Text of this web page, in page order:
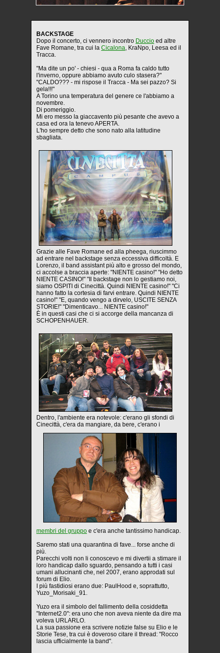
BACKSTAGE
Dopo il concerto, ci vennero incontro Duccio ed altre
Fave Romane, tra cui la Cicalona, KraNpo, Leesa ed il
Tracca.
"Ma dite un po' - chiesi - qua a Roma fa caldo tutto
l'inverno, oppure abbiamo avuto culo stasera?"
"CALDO??? - mi rispose il Tracca - Ma sei pazzo? Si
gela!!!"
A Torino una temperatura del genere ce l'abbiamo a
novembre.
Di pomeriggio.
Mi ero messo la giaccavento più pesante che avevo a
casa ed ora la tenevo APERTA.
L'ho sempre detto che sono nato alla latitudine
sbagliata.
Grazie alle Fave Romane ed alla pheega, riuscimmo
ad entrare nel backstage senza eccessiva difficoltà. E
Lorenzo, il band assistant più alto e grosso del mondo,
ci accolse a braccia aperte: "NIENTE casino!" "Ho detto
NIENTE CASINO!" "Il backstage non lo gestiamo noi,
siamo OSPITI di Cinecittà. Quindi NIENTE casino!" "Ci
hanno fatto la cortesia di farvi entrare. Quindi NIENTE
casino!" "E, quando vengo a dirvelo, USCITE SENZA
STORIE!" "Dimenticavo... NIENTE casino!"
È in questi casi che ci si accorge della mancanza di
SCHOPENHAUER.
Dentro, l'ambiente era notevole: c'erano gli sfondi di
Cinecittà, c'era da mangiare, da bere, c'erano i
membri del gruppo e c'era anche tantissimo handicap.
Saremo stati una quarantina di fave... forse anche di
più.
Parecchi volti non li conoscevo e mi divertii a stimare il
loro handicap dallo sguardo, pensando a tutti i casi
umani allucinanti che, nel 2007, erano approdati sul
forum di Elio.
I più fastidiosi erano due: PaulHood e, soprattutto,
Yuzo_Morisaki_91.
Yuzo era il simbolo del fallimento della cosiddetta
"Internet2.0": era uno che non aveva niente da dire ma
voleva URLARLO.
La sua passione era scrivere notizie false su Elio e le
Storie Tese, tra cui è doveroso citare il thread: "Rocco
lascia ufficialmente la band".